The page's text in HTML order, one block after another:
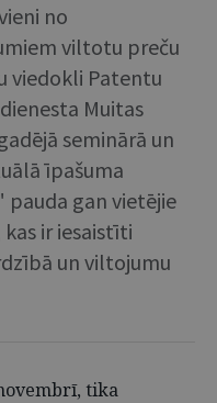
no
viltotu preču
viedokli Patentu
Muitas
seminārā un
īpašuma
pauda gan vietējie
ir iesaistīti
un viltojumu
tika